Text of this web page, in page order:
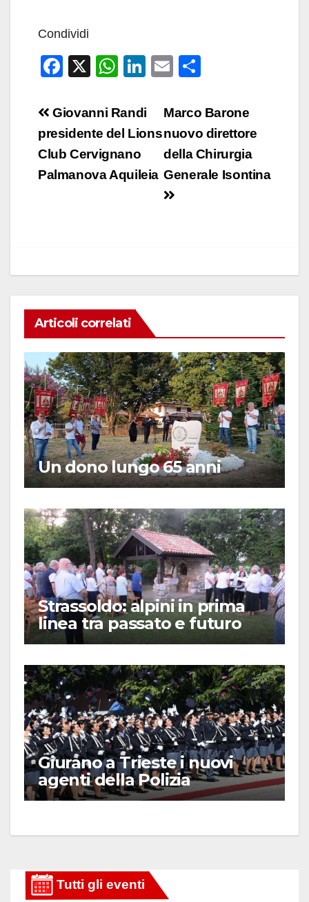
Condividi
F
c
e
b
o
X
W
at
s
A
p
Li
k
e
dI
n
E
ail n
di
vi
di
Navigazione
articoli
Marco Barone
nuovo direttore
della Chirurgia
Generale Isontina
Giovanni Randi
presidente del Lions
Club Cervignano
Palmanova Aquileia
Articoli correlati
Un dono lungo 65 anni
Strassoldo: alpini in prima
linea tra passato e futuro
Giurano a Trieste i nuovi
agenti della Polizia